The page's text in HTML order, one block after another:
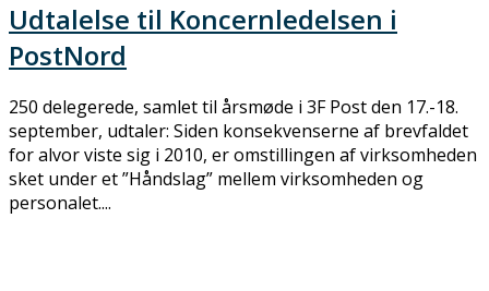
Udtalelse til Koncernledelsen i
PostNord
250 delegerede, samlet til årsmøde i 3F Post den 17.-18.
september, udtaler: Siden konsekvenserne af brevfaldet
for alvor viste sig i 2010, er omstillingen af virksomheden
sket under et ”Håndslag” mellem virksomheden og
personalet....